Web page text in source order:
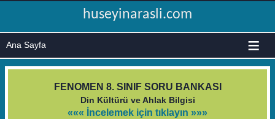
huseyinarasli.com
≡
FENOMEN 8. SINIF SORU BANKASI
Din Kültürü ve Ahlak Bilgisi
««« İncelemek için tıklayın »»»